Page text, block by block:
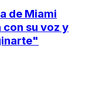
de Miami
su voz y